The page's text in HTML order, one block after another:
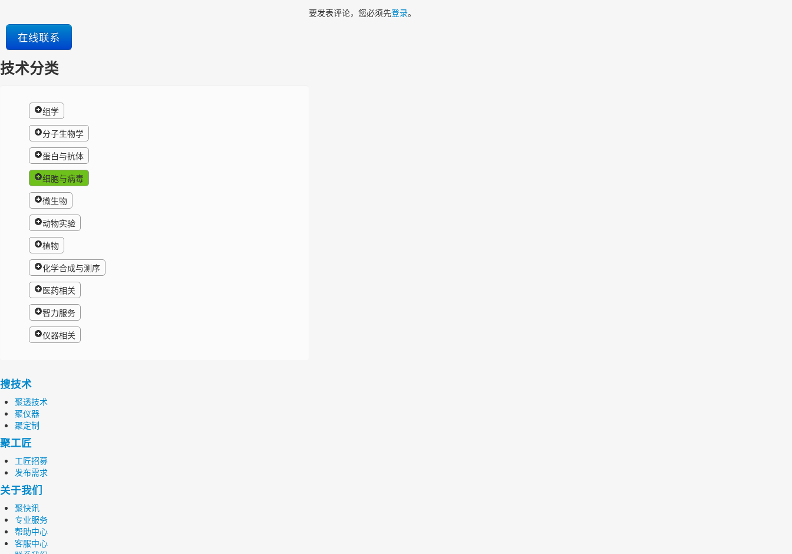
在线联系
技术分类
组学
分子生物学
蛋白与抗体
细胞与病毒
微生物
动物实验
植物
化学合成与测序
医药相关
智力服务
仪器相关
要发表评论，您必须先登录。
搜技术
聚透技术
聚仪器
聚定制
聚工匠
工匠招募
发布需求
关于我们
聚快讯
专业服务
帮助中心
客服中心